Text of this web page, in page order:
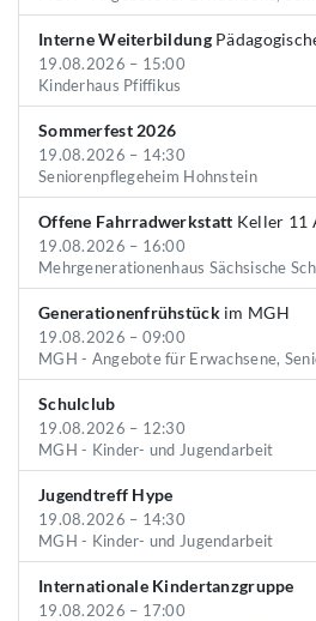
Interne Weiterbildung
19.08.2026 – 15:00
Kinderhaus Pfiffikus
Sommerfest 2026
19.08.2026 – 14:30
Seniorenpflegeheim Hohnstein
Offene Fahrradwerkstatt Keller 11
19.08.2026 – 16:00
Mehrgenerationenhaus Sächsische
Generationenfrühstückim MGH
19.08.2026 – 09:00
MGH - Angebote für Erwachsene,
Schulclub
19.08.2026 – 12:30
MGH - Kinder- und Jugendarbeit
Jugendtreff Hype
19.08.2026 – 14:30
MGH - Kinder- und Jugendarbeit
Internationale Kindertanzgruppe
19.08.2026 – 17:00